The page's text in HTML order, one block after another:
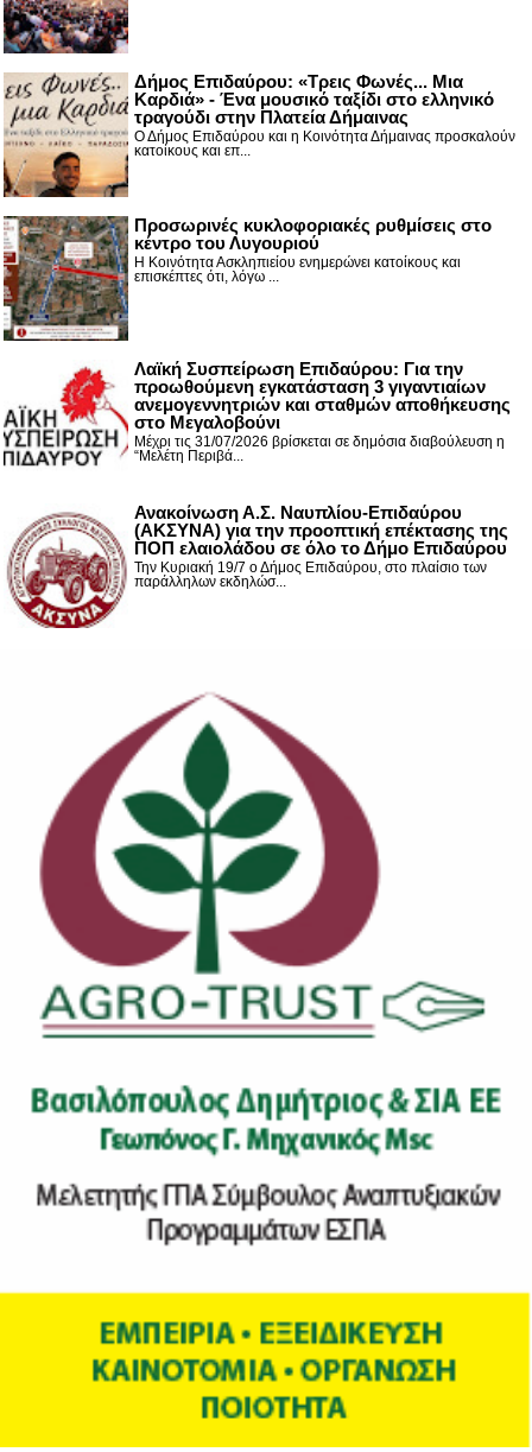
Δήμος Επιδαύρου: «Τρεις Φωνές... Μια
Καρδιά» - Ένα μουσικό ταξίδι στο ελληνικό
τραγούδι στην Πλατεία Δήμαινας
Ο Δήμος Επιδαύρου και η Κοινότητα Δήμαινας προσκαλούν
κατοίκους και επ...
Προσωρινές κυκλοφοριακές ρυθμίσεις στο
κέντρο του Λυγουριού
Η Κοινότητα Ασκληπιείου ενημερώνει κατοίκους και
επισκέπτες ότι, λόγω ...
Λαϊκή Συσπείρωση Επιδαύρου: Για την
προωθούμενη εγκατάσταση 3 γιγαντιαίων
ανεμογεννητριών και σταθμών αποθήκευσης
στο Μεγαλοβούνι
Μέχρι τις 31/07/2026 βρίσκεται σε δημόσια διαβούλευση η
“Μελέτη Περιβά...
Ανακοίνωση Α.Σ. Ναυπλίου-Επιδαύρου
(ΑΚΣΥΝΑ) για την προοπτική επέκτασης της
ΠΟΠ ελαιολάδου σε όλο το Δήμο Επιδαύρου
Την Κυριακή 19/7 ο Δήμος Επιδαύρου, στο πλαίσιο των
παράλληλων εκδηλώσ...